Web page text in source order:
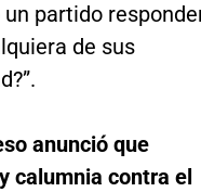
un partido
de sus
anunció que
calumnia contra el